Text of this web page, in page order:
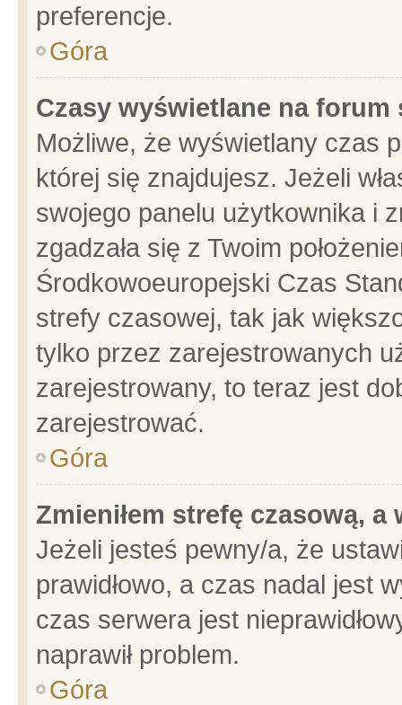
preferencje.
Góra
Czasy wyświetlane na forum
Możliwe, że wyświetlany czas
której się znajdujesz. Jeżeli
swojego panelu użytkownika i
zgadzała się z Twoim
Środkowoeuropejski Czas
strefy czasowej, tak jak
tylko przez zarejestrowanych
zarejestrowany, to teraz jest
zarejestrować.
Góra
Zmieniłem strefę czasową,
Jeżeli jesteś pewny/a, że
prawidłowo, a czas nadal jest
czas serwera jest
naprawił problem.
Góra